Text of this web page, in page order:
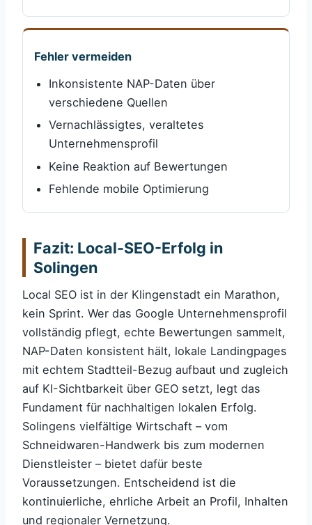
Fehler vermeiden
Inkonsistente NAP-Daten über
verschiedene Quellen
Vernachlässigtes, veraltetes
Unternehmensprofil
Keine Reaktion auf Bewertungen
Fehlende mobile Optimierung
Fazit: Local-SEO-Erfolg in
Solingen
Local SEO ist in der Klingenstadt ein Marathon,
kein Sprint. Wer das Google Unternehmensprofil
vollständig pflegt, echte Bewertungen sammelt,
NAP-Daten konsistent hält, lokale Landingpages
mit echtem Stadtteil-Bezug aufbaut und zugleich
auf KI-Sichtbarkeit über GEO setzt, legt das
Fundament für nachhaltigen lokalen Erfolg.
Solingens vielfältige Wirtschaft – vom
Schneidwaren-Handwerk bis zum modernen
Dienstleister – bietet dafür beste
Voraussetzungen. Entscheidend ist die
kontinuierliche, ehrliche Arbeit an Profil, Inhalten
und regionaler Vernetzung.